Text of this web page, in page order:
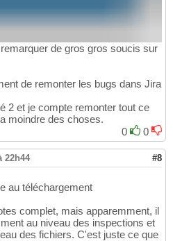
de gros gros soucis sur
de remonter les bugs dans Jira
2 et je compte remonter tout ce
moindre des choses.
0
0
22h44 #8
au téléchargement
complet, mais apparemment, il
au niveau des inspections et
des fichiers. C'est juste ce que